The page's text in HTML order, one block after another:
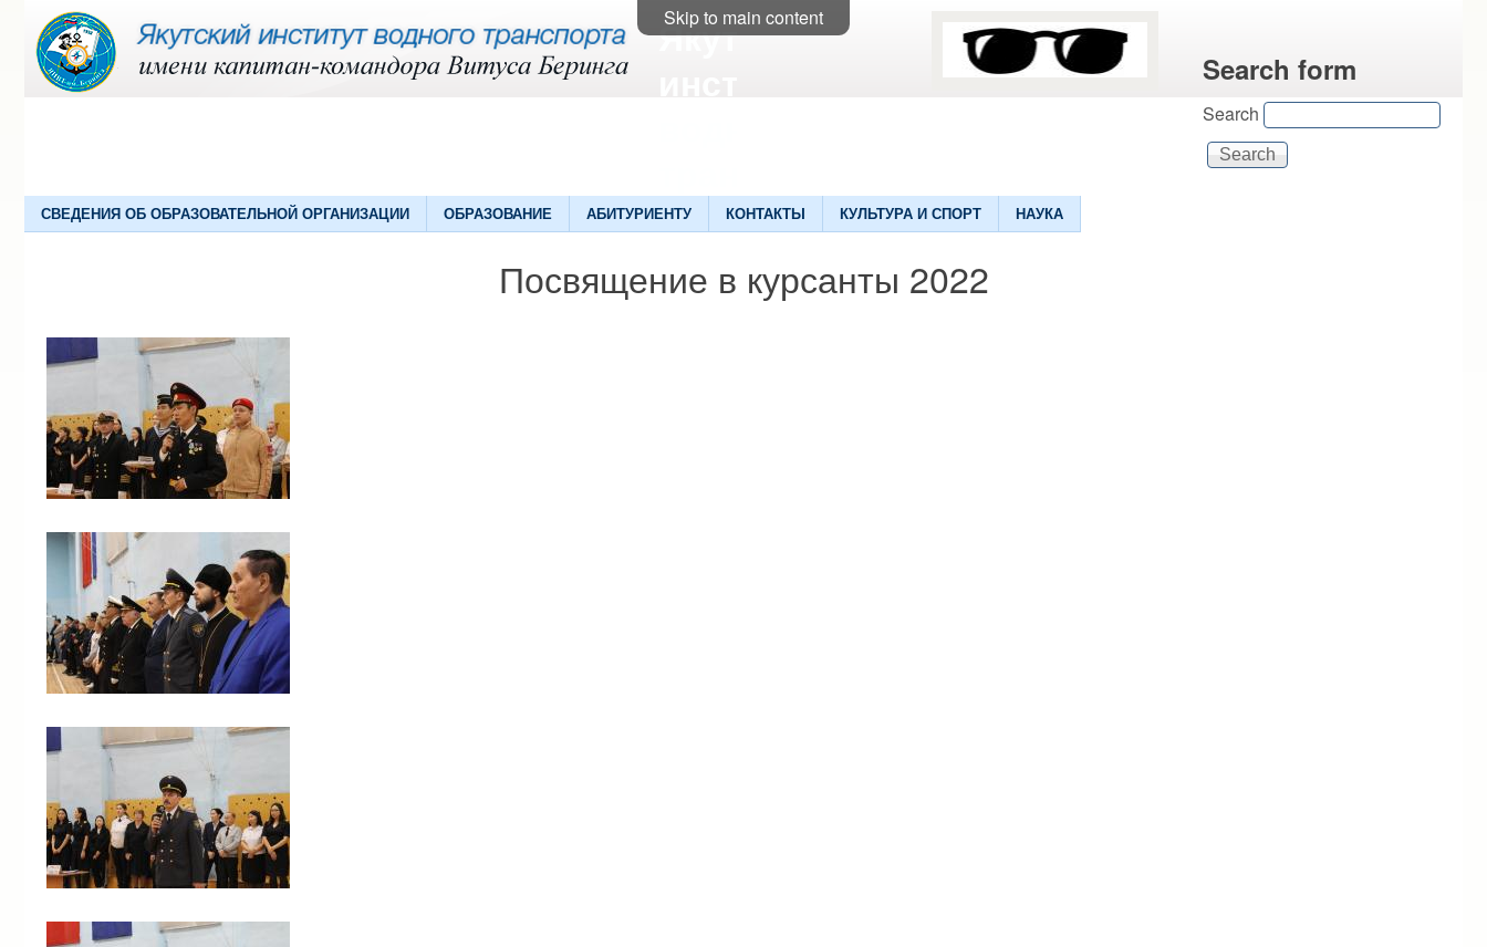
Skip to main content
Якутский
Search form
Search
СВЕДЕНИЯ ОБ ОБРАЗОВАТЕЛЬНОЙ ОРГАНИЗАЦИИ ОБРАЗОВАНИЕ АБИТУРИЕНТУ КОНТАКТЫ КУЛЬТУРА И СПОРТ НАУКА
Посвящение в курсанты 2022